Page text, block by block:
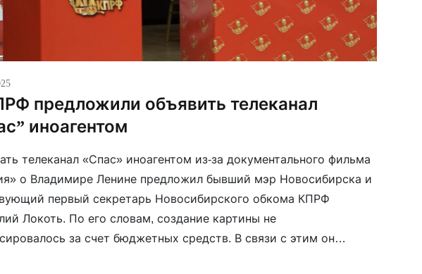
предложили объявить телеканал
иноагентом
телеканал «Спас» иноагентом из-за документального фильма
о Владимире Ленине предложил бывший мэр Новосибирска и
первый секретарь Новосибирского обкома КПРФ
Локоть. По его словам, создание картины не
за счет бюджетных средств. В связи с этим он